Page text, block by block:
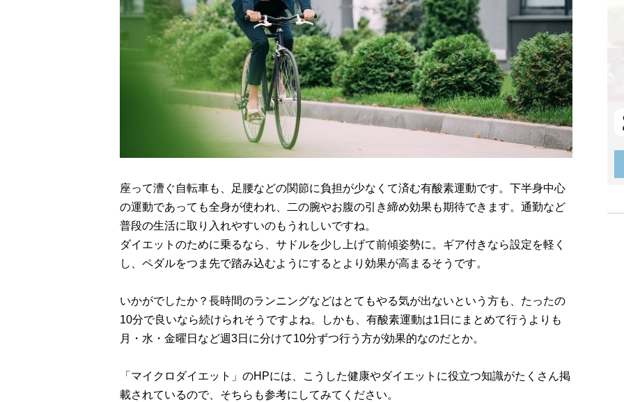
座って漕ぐ自転車も、足腰などの関節に負担が少なくて済む有酸素運動です。下半身中心
の運動であっても全身が使われ、二の腕やお腹の引き締め効果も期待できます。通勤など
普段の生活に取り入れやすいのもうれしいですね。
ダイエットのために乗るなら、サドルを少し上げて前傾姿勢に。ギア付きなら設定を軽く
し、ペダルをつま先で踏み込むようにするとより効果が高まるそうです。
いかがでしたか？長時間のランニングなどはとてもやる気が出ないという方も、たったの
10分で良いなら続けられそうですよね。しかも、有酸素運動は1日にまとめて行うよりも
月・水・金曜日など週3日に分けて10分ずつ行う方が効果的なのだとか。
「マイクロダイエット」のHPには、こうした健康やダイエットに役立つ知識がたくさん掲
載されているので、そちらも参考にしてみてください。